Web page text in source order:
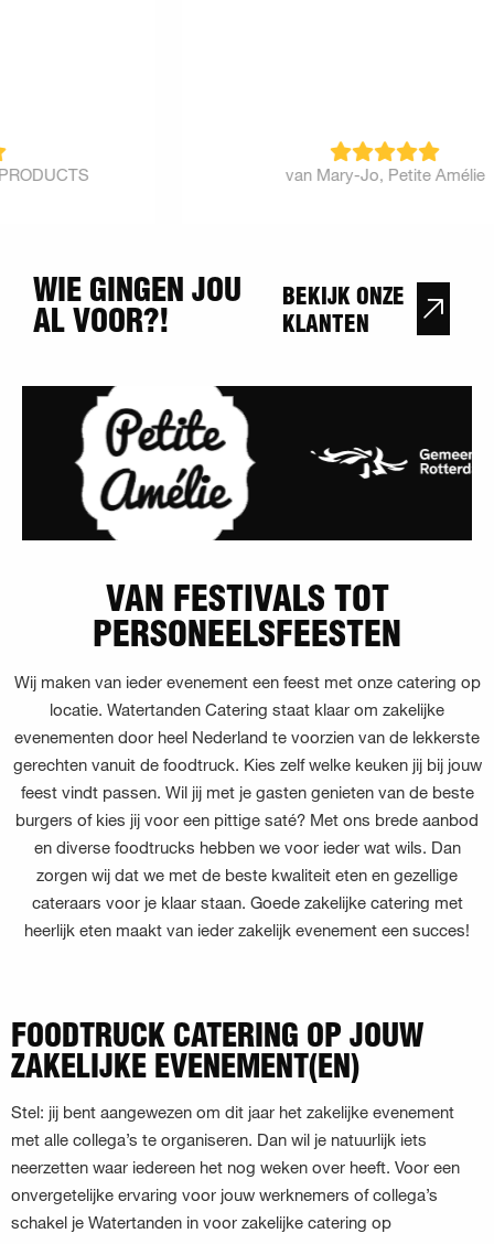
van Mary-Jo, Petite Amélie
WIE GINGEN JOU
AL VOOR?!
BEKIJK ONZE
KLANTEN
VAN FESTIVALS TOT
PERSONEELSFEESTEN
Wij maken van ieder evenement een feest met onze catering op
locatie. Watertanden Catering staat klaar om zakelijke
evenementen door heel Nederland te voorzien van de lekkerste
gerechten vanuit de foodtruck. Kies zelf welke keuken jij bij jouw
feest vindt passen. Wil jij met je gasten genieten van de beste
burgers of kies jij voor een pittige saté? Met ons brede aanbod
en diverse foodtrucks hebben we voor ieder wat wils. Dan
zorgen wij dat we met de beste kwaliteit eten en gezellige
cateraars voor je klaar staan. Goede zakelijke catering met
heerlijk eten maakt van ieder zakelijk evenement een succes!
FOODTRUCK CATERING OP JOUW
ZAKELIJKE EVENEMENT(EN)
Stel: jij bent aangewezen om dit jaar het zakelijke evenement
met alle collega’s te organiseren. Dan wil je natuurlijk iets
neerzetten waar iedereen het nog weken over heeft. Voor een
onvergetelijke ervaring voor jouw werknemers of collega’s
schakel je Watertanden in voor zakelijke catering op